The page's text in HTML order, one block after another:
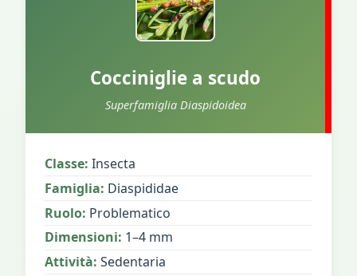
Cocciniglie a scudo
Superfamiglia Diaspidoidea
Classe: Insecta
Famiglia: Diaspididae
Ruolo: Problematico
Dimensioni: 1–4 mm
Attività: Sedentaria